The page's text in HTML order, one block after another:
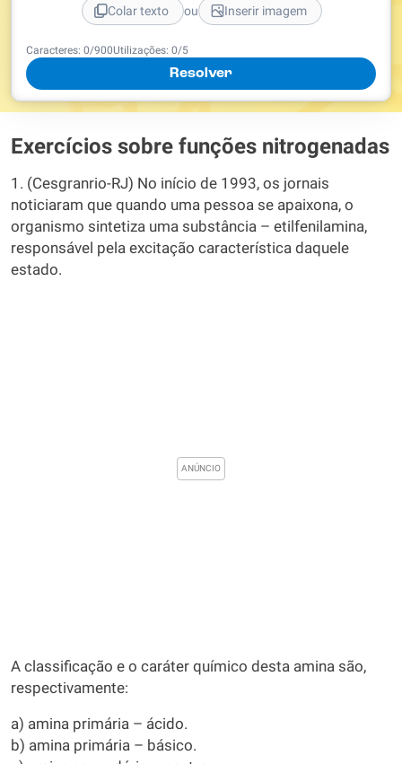
Caracteres: 0/900Utilizações: 0/5
Resolver
Colar texto ou Inserir imagem
Exercícios sobre funções nitrogenadas
1. (Cesgranrio-RJ) No início de 1993, os jornais
noticiaram que quando uma pessoa se apaixona, o
organismo sintetiza uma substância – etilfenilamina,
responsável pela excitação característica daquele
estado.
A classificação e o caráter químico desta amina são,
respectivamente:
a) amina primária – ácido.
b) amina primária – básico.